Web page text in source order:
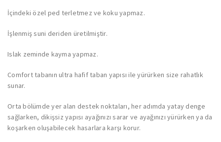
İçindeki özel ped terletmez ve koku yapmaz.
İşlenmiş suni deriden üretilmiştir.
Islak zeminde kayma yapmaz.
Comfort tabanın ultra hafif taban yapısı ile yürürken size rahatlık
sunar.
Orta bölümde yer alan destek noktaları, her adımda yatay denge
sağlarken, dikişsiz yapısı ayağınızı sarar ve ayağınızı yürürken ya da
koşarken oluşabilecek hasarlara karşı korur.